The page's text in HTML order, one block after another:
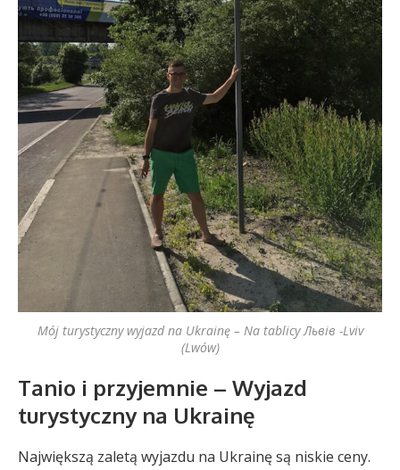
Mój turystyczny wyjazd na Ukrainę – Na tablicy Львів -Lviv
(Lwów)
Tanio i przyjemnie – Wyjazd
turystyczny na Ukrainę
Największą zaletą wyjazdu na Ukrainę są niskie ceny.